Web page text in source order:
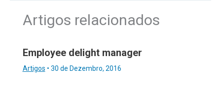
Artigos relacionados
Employee delight manager
Artigos • 30 de Dezembro, 2016